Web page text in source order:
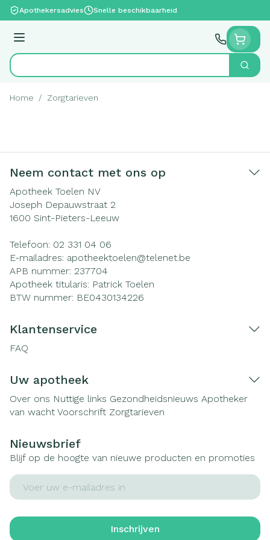
Ga naar de inhoud
Apothekersadvies Snelle beschikbaarheid
Menu
Product, merk, categorie... Zoek
Home / Zorgtarieven
Neem contact met ons op
Apotheek Toelen NV
Joseph Depauwstraat 2
1600 Sint-Pieters-Leeuw
Telefoon: 02 331 04 06
E-mailadres: apotheektoelen@telenet.be
APB nummer: 237704
Apotheek titularis: Patrick Toelen
BTW nummer: BE0430134226
Klantenservice
FAQ
Uw apotheek
Over ons Nuttige links Gezondheidsnieuws Apotheker
van wacht Voorschrift Zorgtarieven
Nieuwsbrief
Blijf op de hoogte van nieuwe producten en promoties
E-mail adres
Inschrijven